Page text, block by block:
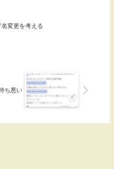
名変更を考える
ち悪い